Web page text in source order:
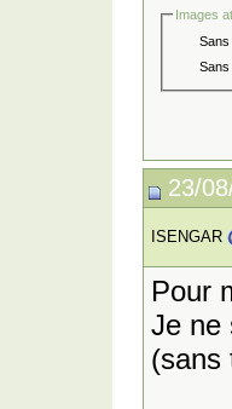
Images
Sans
Sans
23/
ISENGAR
Pour
Je ne
(sans